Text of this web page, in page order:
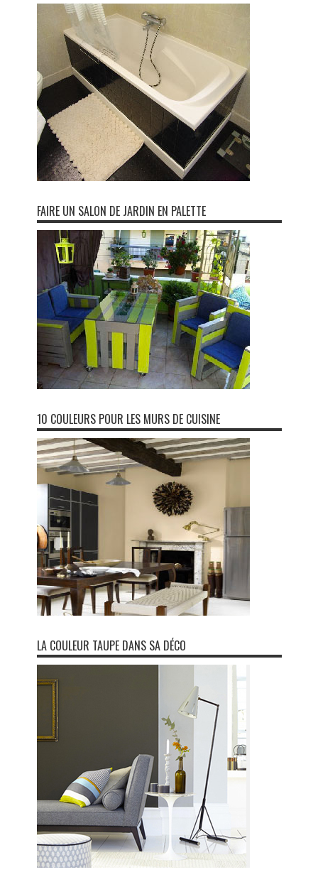
FAIRE UN SALON DE JARDIN EN PALETTE
10 COULEURS POUR LES MURS DE CUISINE
LA COULEUR TAUPE DANS SA DÉCO